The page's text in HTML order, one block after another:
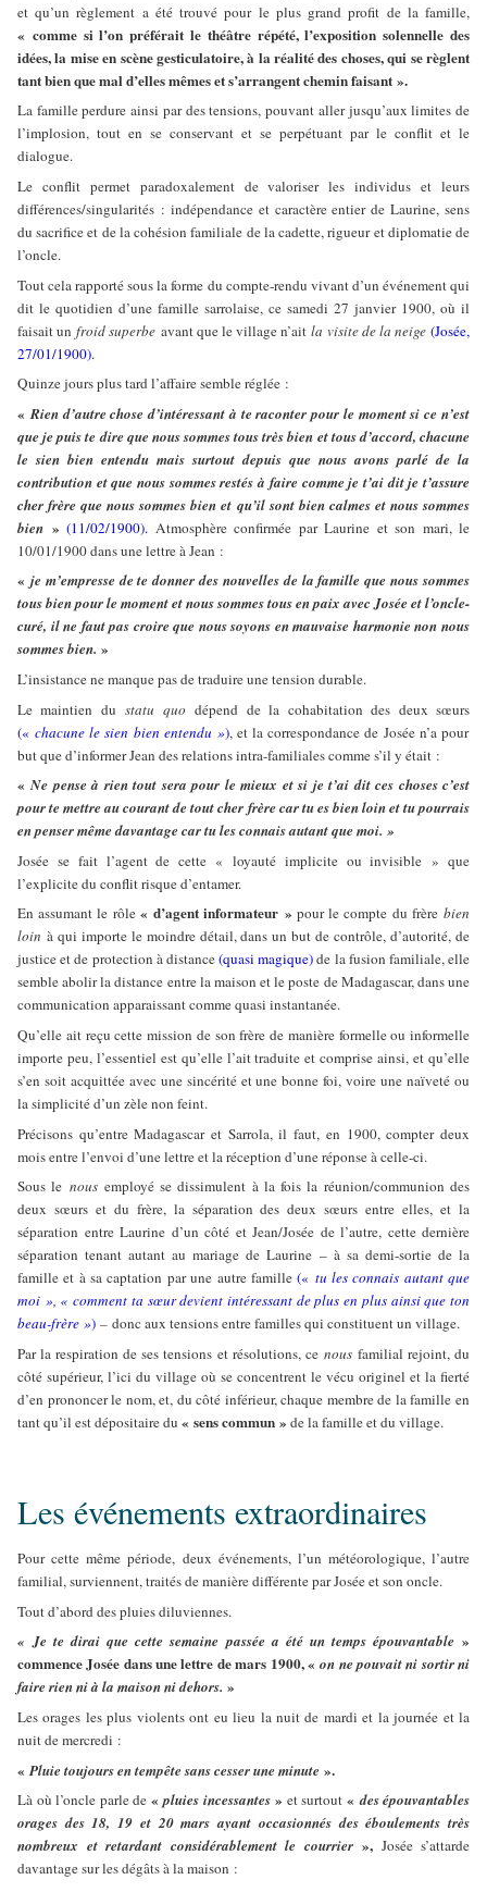
et qu’un règlement a été trouvé pour le plus grand profit de la famille,
« comme si l’on préférait le théâtre répété, l’exposition solennelle des
idées, la mise en scène gesticulatoire, à la réalité des choses, qui se règlent
tant bien que mal d’elles mêmes et s’arrangent chemin faisant ».
La famille perdure ainsi par des tensions, pouvant aller jusqu’aux limites de
l’implosion, tout en se conservant et se perpétuant par le conflit et le
dialogue.
Le conflit permet paradoxalement de valoriser les individus et leurs
différences/singularités : indépendance et caractère entier de Laurine, sens
du sacrifice et de la cohésion familiale de la cadette, rigueur et diplomatie de
l’oncle.
Tout cela rapporté sous la forme du compte-rendu vivant d’un événement qui
dit le quotidien d’une famille sarrolaise, ce samedi 27 janvier 1900, où il
faisait un froid superbe avant que le village n’ait la visite de la neige(Josée,
27/01/1900).
Quinze jours plus tard l’affaire semble réglée :
«Rien d’autre chose d’intéressant à te raconter pour le moment si ce n’est
que je puis te dire que nous sommes tous très bien et tous d’accord, chacune
le sien bien entendu mais surtout depuis que nous avons parlé de la
contribution et que nous sommes restés à faire comme je t’ai dit je t’assure
cher frère que nous sommes bien et qu’il sont bien calmes et nous sommes
bien » (11/02/1900). Atmosphère confirmée par Laurine et son mari, le
10/01/1900 dans une lettre à Jean :
« je m’empresse de te donner des nouvelles de la famille que nous sommes
tous bien pour le moment et nous sommes tous en paix avec Josée et l’oncle-
curé, il ne faut pas croire que nous soyons en mauvaise harmonie non nous
sommes bien. »
L’insistance ne manque pas de traduire une tension durable.
Le maintien du statu quo dépend de la cohabitation des deux sœurs
(«chacune le sien bien entendu »), et la correspondance de Josée n’a pour
but que d’informer Jean des relations intra-familiales comme s’il y était :
«Ne pense à rien tout sera pour le mieux et si je t’ai dit ces choses c’est
pour te mettre au courant de tout cher frère car tu es bien loin et tu pourrais
en penser même davantage car tu les connais autant que moi. »
Josée se fait l’agent de cette « loyauté implicite ou invisible » que
l’explicite du conflit risque d’entamer.
En assumant le rôle« d’agent informateur » pour le compte du frère bien
loin à qui importe le moindre détail, dans un but de contrôle, d’autorité, de
justice et de protection à distance(quasi magique)de la fusion familiale, elle
semble abolir la distance entre la maison et le poste de Madagascar, dans une
communication apparaissant comme quasi instantanée.
Qu’elle ait reçu cette mission de son frère de manière formelle ou informelle
importe peu, l’essentiel est qu’elle l’ait traduite et comprise ainsi, et qu’elle
s’en soit acquittée avec une sincérité et une bonne foi, voire une naïveté ou
la simplicité d’un zèle non feint.
Précisons qu’entre Madagascar et Sarrola, il faut, en 1900, compter deux
mois entre l’envoi d’une lettre et la réception d’une réponse à celle-ci.
Sous le nous employé se dissimulent à la fois la réunion/communion des
deux sœurs et du frère, la séparation des deux sœurs entre elles, et la
séparation entre Laurine d’un côté et Jean/Josée de l’autre, cette dernière
séparation tenant autant au mariage de Laurine – à sa demi-sortie de la
famille et à sa captation par une autre famille(« tu les connais autant que
moi », « comment ta sœur devient intéressant de plus en plus ainsi que ton
beau-frère ») – donc aux tensions entre familles qui constituent un village.
Par la respiration de ses tensions et résolutions, ce nous familial rejoint, du
côté supérieur, l’ici du village où se concentrent le vécu originel et la fierté
d’en prononcer le nom, et, du côté inférieur, chaque membre de la famille en
tant qu’il est dépositaire du « sens commun » de la famille et du village.
Les événements extraordinaires
Pour cette même période, deux événements, l’un météorologique, l’autre
familial, surviennent, traités de manière différente par Josée et son oncle.
Tout d’abord des pluies diluviennes.
« Je te dirai que cette semaine passée a été un temps épouvantable»
commence Josée dans une lettre de mars 1900, «on ne pouvait ni sortir ni
faire rien ni à la maison ni dehors. »
Les orages les plus violents ont eu lieu la nuit de mardi et la journée et la
nuit de mercredi :
«Pluie toujours en tempête sans cesser une minute ».
Là où l’oncle parle de «pluies incessantes» et surtout «des épouvantables
orages des 18, 19 et 20 mars ayant occasionnés des éboulements très
nombreux et retardant considérablement le courrier», Josée s’attarde
davantage sur les dégâts à la maison :